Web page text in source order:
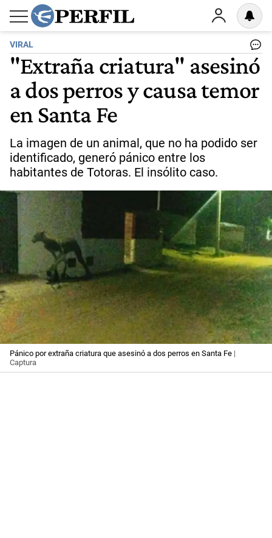
VIRAL
"Extraña criatura" asesinó
a dos perros y causa temor
en Santa Fe
La imagen de un animal, que no ha podido ser
identificado, generó pánico entre los
habitantes de Totoras. El insólito caso.
Pánico por extraña criatura que asesinó a dos perros en Santa Fe |
Captura